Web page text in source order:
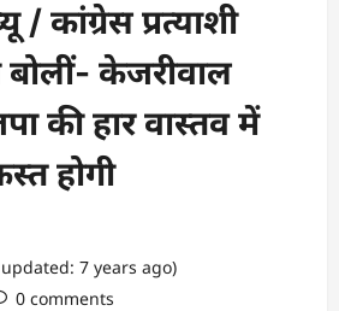
/ कांग्रेस प्रत्याशी
केजरीवाल
की हार वास्तव में
होगी
7 years ago)
0 comments